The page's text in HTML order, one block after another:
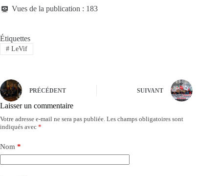
Vues de la publication : 183
Étiquettes
#LeVif
PRÉCÉDENT SUIVANT
Laisser un commentaire
Votre adresse e-mail ne sera pas publiée. Les champs obligatoires sont
indiqués avec *
Nom *